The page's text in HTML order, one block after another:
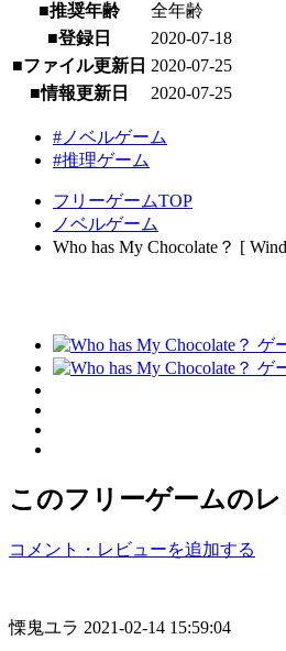
■推奨年齢
全年齢
■登録日
2020-07-18
■ファイル更新日 2020-07-25
■情報更新日
2020-07-25
#ノベルゲーム
#推理ゲーム
フリーゲームTOP
ノベルゲーム
Who has My Chocolate？ [
このフリーゲームの
コメント・レビューを追加する
慄鬼ユラ 2021-02-14 15:59:04